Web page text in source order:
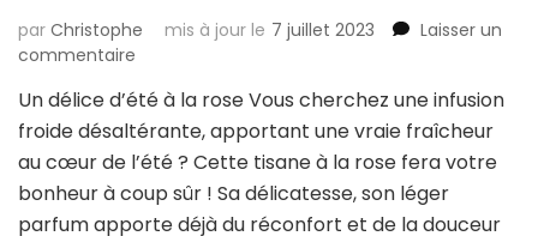
par Christophe mis à jour le 7 juillet 2023
Laisser un
commentaire
infusion
à
la
qui
s’invite
Un délice d’été à la rose Vous cherchez une infusion
froide désaltérante, apportant une vraie fraîcheur
au cœur de l’été ? Cette tisane à la rose fera votre
bonheur à coup sûr ! Sa délicatesse, son léger
parfum apporte déjà du réconfort et de la douceur